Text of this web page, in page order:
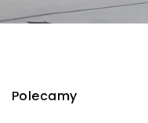
Polecamy